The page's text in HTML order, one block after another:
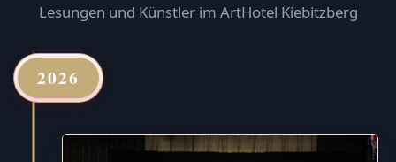
Lesungen und Künstler im ArtHotel Kiebitzberg
2026